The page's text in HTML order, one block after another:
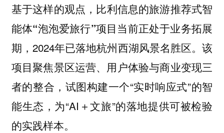
基于这样的观点， 比利信息的旅游推荐式智
能体“泡泡爱旅行”项目 当前正处于业务拓展
期，2024年已落地杭州西湖风景名胜区。该
项目聚焦景区运营、用户体验与商业变现三
者的整合，试图构建一个“实时响应式”的智
能生态，为“AI＋文旅”的落地提供可被检验
的实践样本。